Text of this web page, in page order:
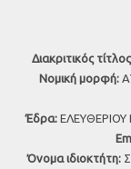
Διακριτικός
Νομική μορφή:
Έδρα: ΕΛΕΥΘΕΡΙΟΥ
Όνομα ιδιοκτήτη: